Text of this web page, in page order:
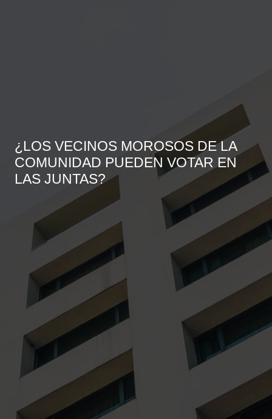
¿LOS VECINOS MOROSOS DE LA
COMUNIDAD PUEDEN VOTAR EN
LAS JUNTAS?